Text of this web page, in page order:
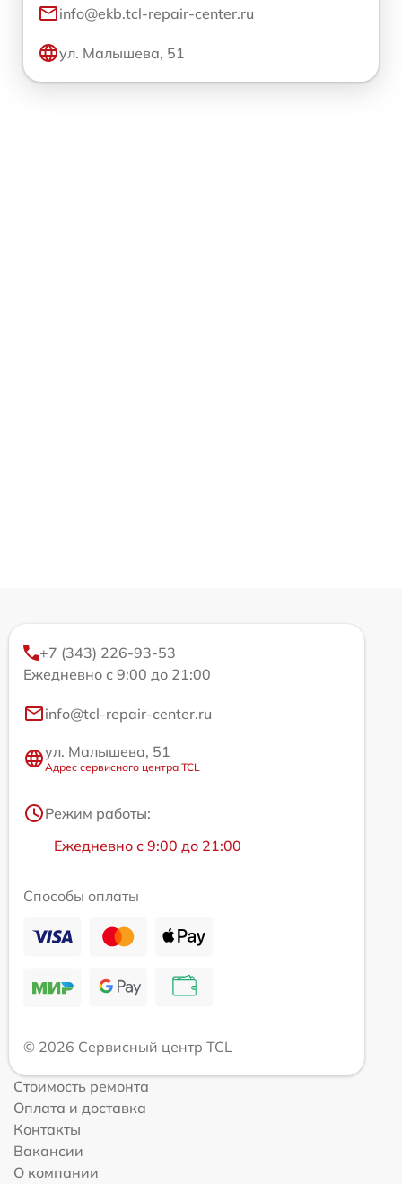
info@ekb.tcl-repair-center.ru
ул. Малышева, 51
+7 (343) 226-93-53
Ежедневно с 9:00 до 21:00
info@tcl-repair-center.ru
ул. Малышева, 51
Адрес сервисного центра TCL
Режим работы:
Ежедневно с 9:00 до 21:00
Способы оплаты
© 2026 Сервисный центр TCL
Стоимость ремонта
Оплата и доставка
Контакты
Вакансии
О компании